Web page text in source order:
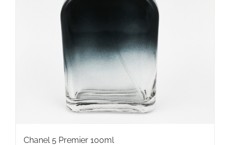
Chanel 5 Premier 100ml